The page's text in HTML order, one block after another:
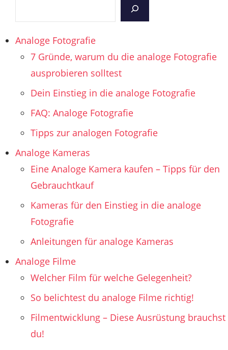
Analoge Fotografie
7 Gründe, warum du die analoge Fotografie
ausprobieren solltest
Dein Einstieg in die analoge Fotografie
FAQ: Analoge Fotografie
Tipps zur analogen Fotografie
Analoge Kameras
Eine Analoge Kamera kaufen – Tipps für den
Gebrauchtkauf
Kameras für den Einstieg in die analoge
Fotografie
Anleitungen für analoge Kameras
Analoge Filme
Welcher Film für welche Gelegenheit?
So belichtest du analoge Filme richtig!
Filmentwicklung – Diese Ausrüstung brauchst
du!